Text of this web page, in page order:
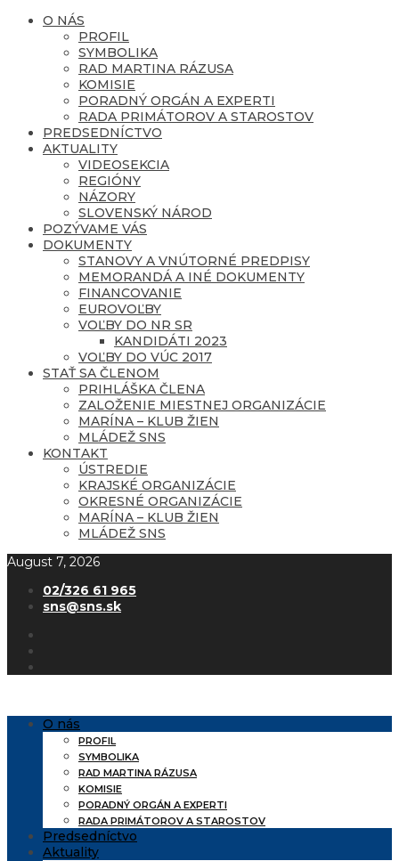
O NÁS
PROFIL
SYMBOLIKA
RAD MARTINA RÁZUSA
KOMISIE
PORADNÝ ORGÁN A EXPERTI
RADA PRIMÁTOROV A STAROSTOV
PREDSEDNÍCTVO
AKTUALITY
VIDEOSEKCIA
REGIÓNY
NÁZORY
SLOVENSKÝ NÁROD
POZÝVAME VÁS
DOKUMENTY
STANOVY A VNÚTORNÉ PREDPISY
MEMORANDÁ A INÉ DOKUMENTY
FINANCOVANIE
EUROVOĽBY
VOĽBY DO NR SR
KANDIDÁTI 2023
VOĽBY DO VÚC 2017
STAŤ SA ČLENOM
PRIHLÁŠKA ČLENA
ZALOŽENIE MIESTNEJ ORGANIZÁCIE
MARÍNA – KLUB ŽIEN
MLÁDEŽ SNS
KONTAKT
ÚSTREDIE
KRAJSKÉ ORGANIZÁCIE
OKRESNÉ ORGANIZÁCIE
MARÍNA – KLUB ŽIEN
MLÁDEŽ SNS
August 7, 2026
02/326 61 965
sns@sns.sk
O nás
PROFIL
SYMBOLIKA
RAD MARTINA RÁZUSA
KOMISIE
PORADNÝ ORGÁN A EXPERTI
RADA PRIMÁTOROV A STAROSTOV
Predsedníctvo
Aktuality